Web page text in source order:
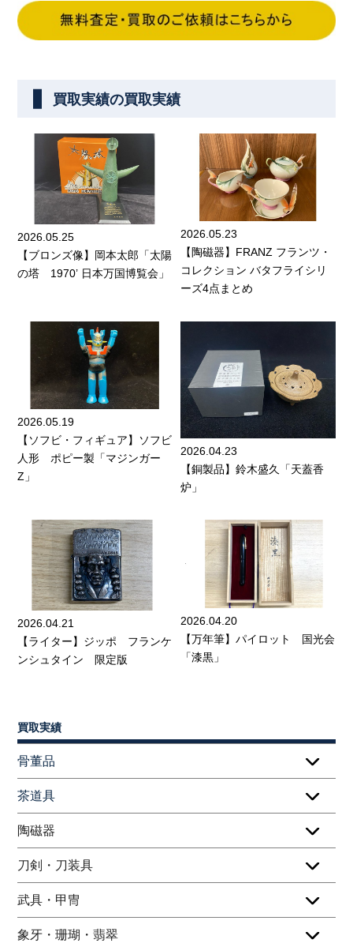
買取実績の買取実績
2026.05.25
【ブロンズ像】岡本太郎「太陽
の塔 1970’ 日本万国博覧会」
2026.05.23
【陶磁器】FRANZ フランツ・
コレクション バタフライシリ
ーズ4点まとめ
2026.05.19
【ソフビ・フィギュア】ソフビ
人形 ポピー製「マジンガー
Z」
2026.04.23
【銅製品】鈴木盛久「天蓋香
炉」
2026.04.21
【ライター】ジッポ フランケ
ンシュタイン 限定版
2026.04.20
【万年筆】パイロット 国光会
「漆黒」
買取実績
骨董品
茶道具
陶磁器
刀剣・刀装具
武具・甲冑
象牙・珊瑚・翡翠